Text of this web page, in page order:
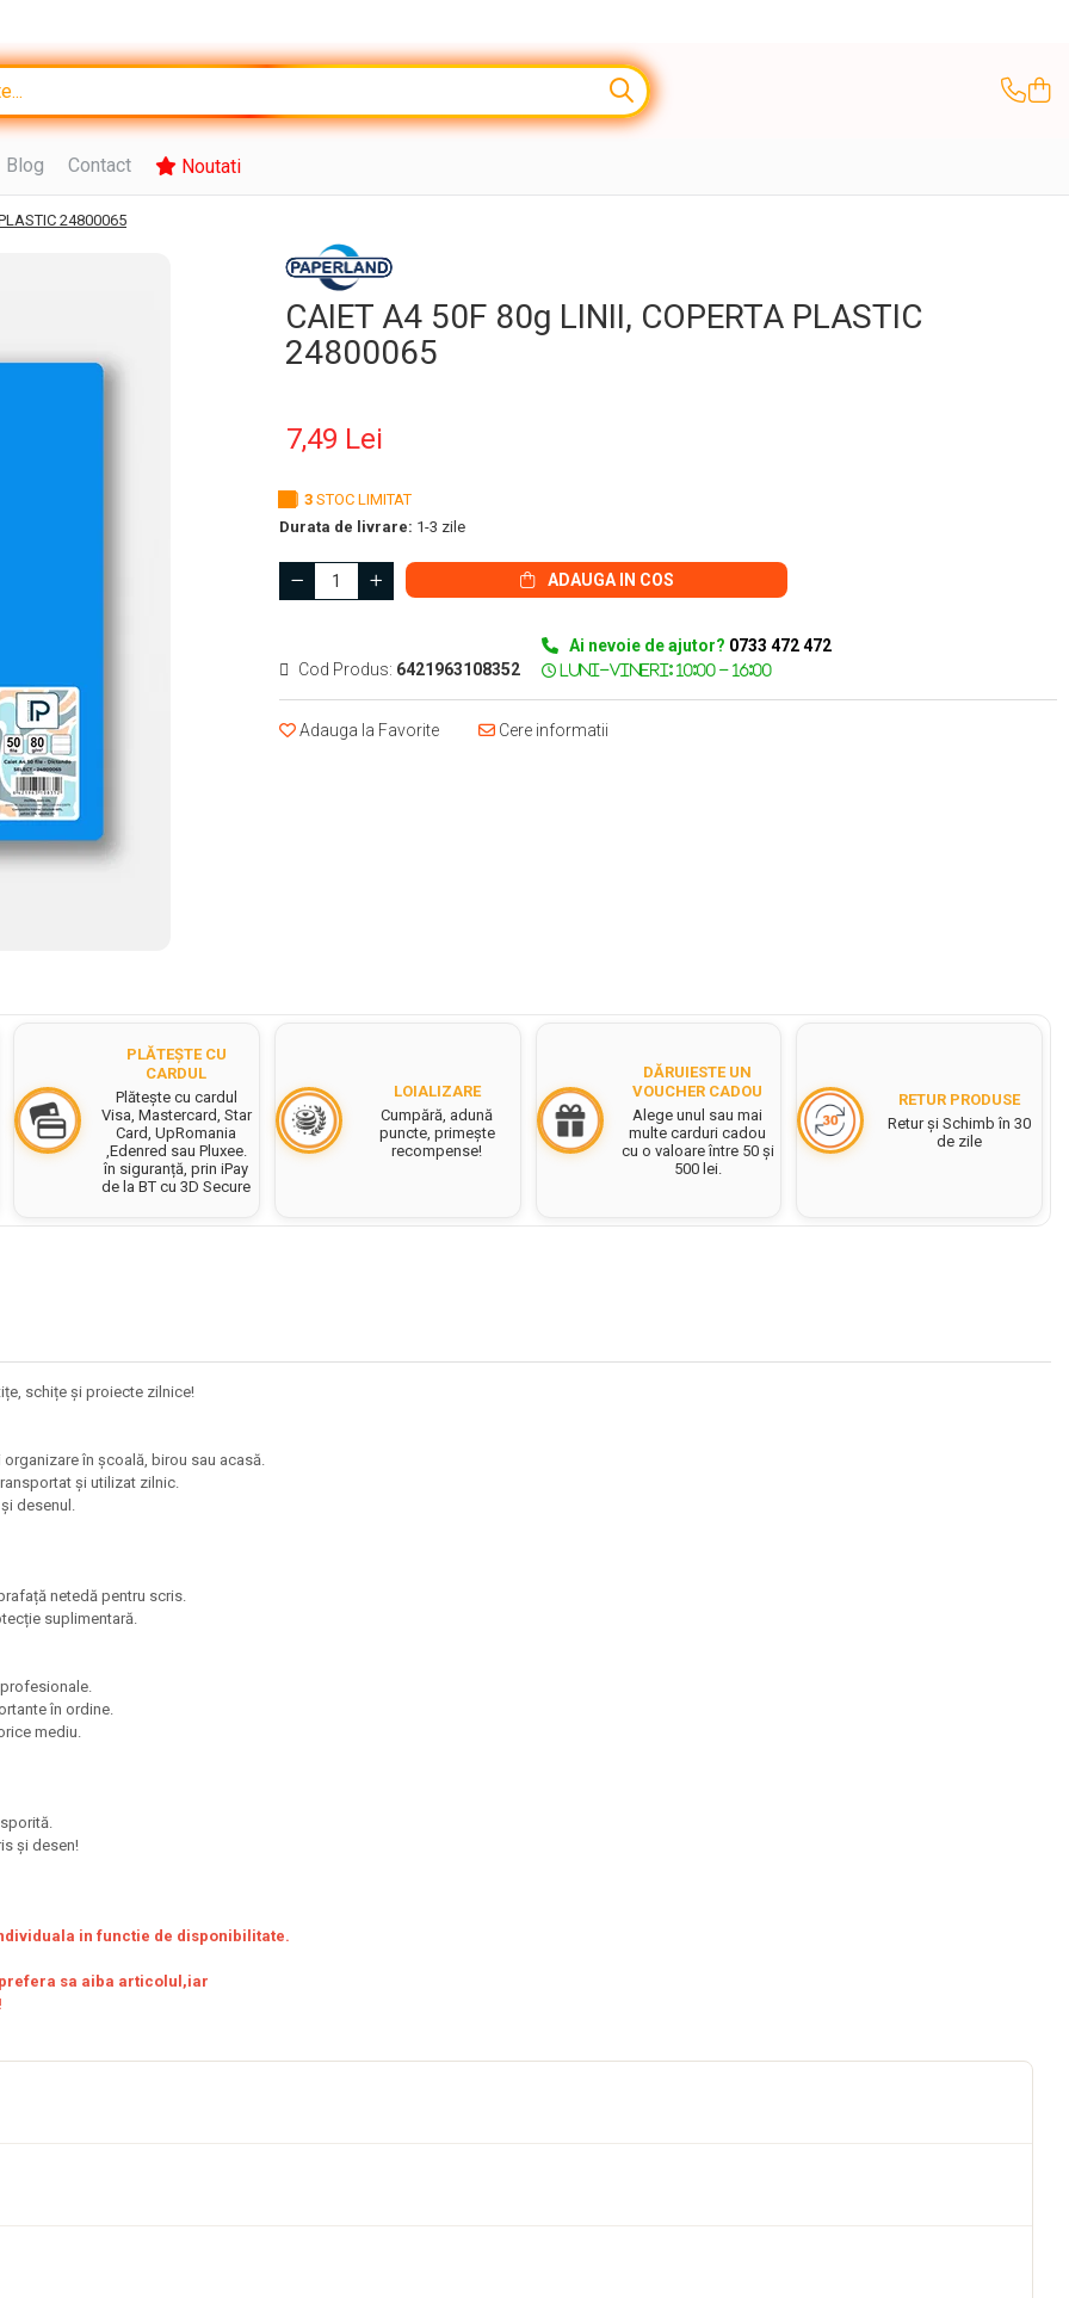
Blog Contact Noutati
24800065
CAIET A4 50F 80g LINII, COPERTA PLASTIC
24800065
7,49 Lei
3 STOC LIMITAT
Durata de livrare: 1-3 zile
ADAUGA IN COS
Cod Produs: 6421963108352
Ai nevoie de ajutor? 0733 472 472
Adauga la Favorite Cere informatii
PLĂTEȘTE CU
CARDUL
Plătește cu cardul
Visa, Mastercard, Star
Card, UpRomania
,Edenred sau Pluxee.
în siguranță, prin iPay
de la BT cu 3D Secure
LOIALIZARE
Cumpără, adună
puncte, primește
recompense!
DĂRUIESTE UN
VOUCHER CADOU
Alege unul sau mai
multe carduri cadou
cu o valoare între 50 și
500 lei.
RETUR PRODUSE
Retur și Schimb în 30
de zile
schițe și proiecte zilnice!
în școală, birou sau acasă.
și utilizat zilnic.
desenul.
netedă pentru scris.
suplimentară.
în ordine.
mediu.
și desen!
in functie de disponibilitate.
sa aiba articolul,iar